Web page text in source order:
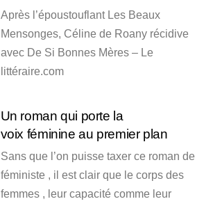
Après l’époustouflant Les Beaux
Mensonges, Céline de Roany récidive
avec De Si Bonnes Mères – Le
littéraire.com
Un roman qui porte la
voix féminine au premier plan
Sans que l’on puisse taxer ce roman de
féministe , il est clair que le corps des
femmes , leur capacité comme leur